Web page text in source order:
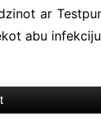
ar
abu